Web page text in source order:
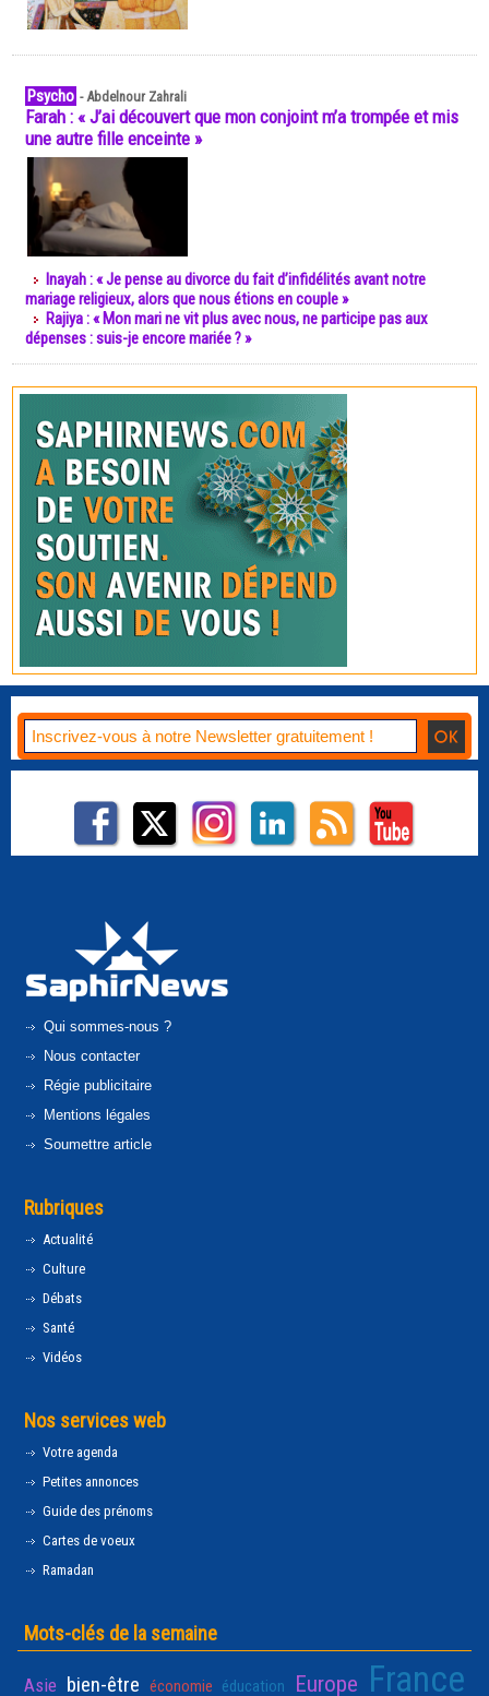
Psycho -Abdelnour Zahrali
Farah : « J’ai découvert que mon conjoint m’a trompée et mis
une autre fille enceinte »
Inayah : « Je pense au divorce du fait d’infidélités avant notre
mariage religieux, alors que nous étions en couple »
Rajiya : « Mon mari ne vit plus avec nous, ne participe pas aux
dépenses : suis-je encore mariée ? »
Qui sommes-nous ?
Nous contacter
Régie publicitaire
Mentions légales
Soumettre article
Rubriques
Actualité
Culture
Débats
Santé
Vidéos
Nos services web
Votre agenda
Petites annonces
Guide des prénoms
Cartes de voeux
Ramadan
Mots-clés de la semaine
Asie bien-être économie éducation Europe France